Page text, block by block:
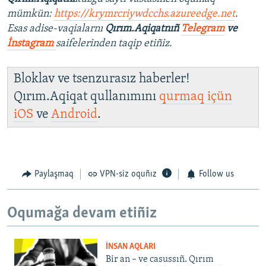
mümkün:https://krymrcriywdcchs.azureedge.net.
Esas adise-vaqialarnı Qırım.Aqiqatnıñ Telegramve
İnstagram saifelerinden taqip etiñiz.
Bloklav ve tsenzurasız haberler!
Qırım.Aqiqat qullanımını qurmaq içün
iOS ve Android.
Paylaşmaq VPN-siz oquñız Follow us
Oqumağa devam etiñiz
İNSAN AQLARI
Bir an – ve casussıñ. Qırım